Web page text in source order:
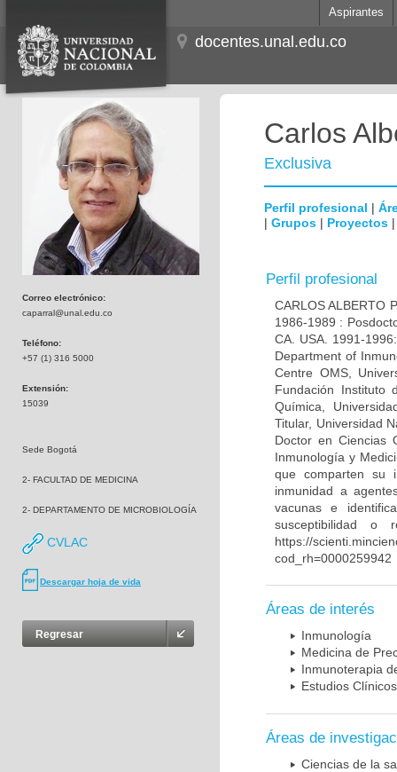
Aspirantes
docentes.unal.edu.co
Correo electrónico:
caparral@unal.edu.co
Teléfono:
+57 (1) 316 5000
Extensión:
15039
Sede Bogotá
2- FACULTAD DE MEDICINA
2- DEPARTAMENTO DE MICROBIOLOGÍA
CVLAC
Descargar hoja de vida
Regresar
Carlos
Exclusiva
Perfil profesional |
| Grupos | Proyectos
Perfil profesional
CARLOS ALBERTO
1986-1989 :
CA. USA. 1991-
Department of
Centre OMS,
Fundación Instituto
Química,
Titular, Universidad
Doctor en Ciencias
Inmunología y
que comparten su
inmunidad a
vacunas e
susceptibilidad o
https://
cod_rh=0000259942
Áreas de interés
Inmunología
Medicina de
Inmunoterapia
Estudios Clínicos
Áreas de
Ciencias de la